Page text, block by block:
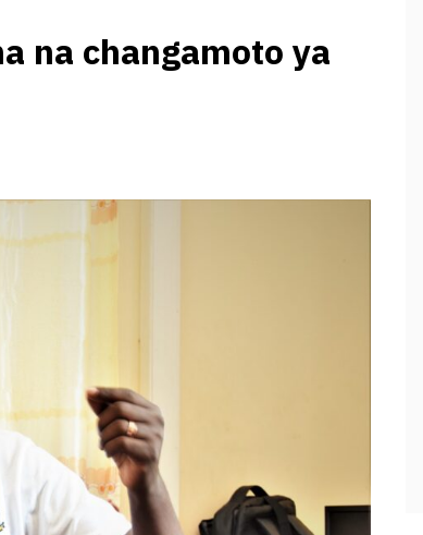
na changamoto ya